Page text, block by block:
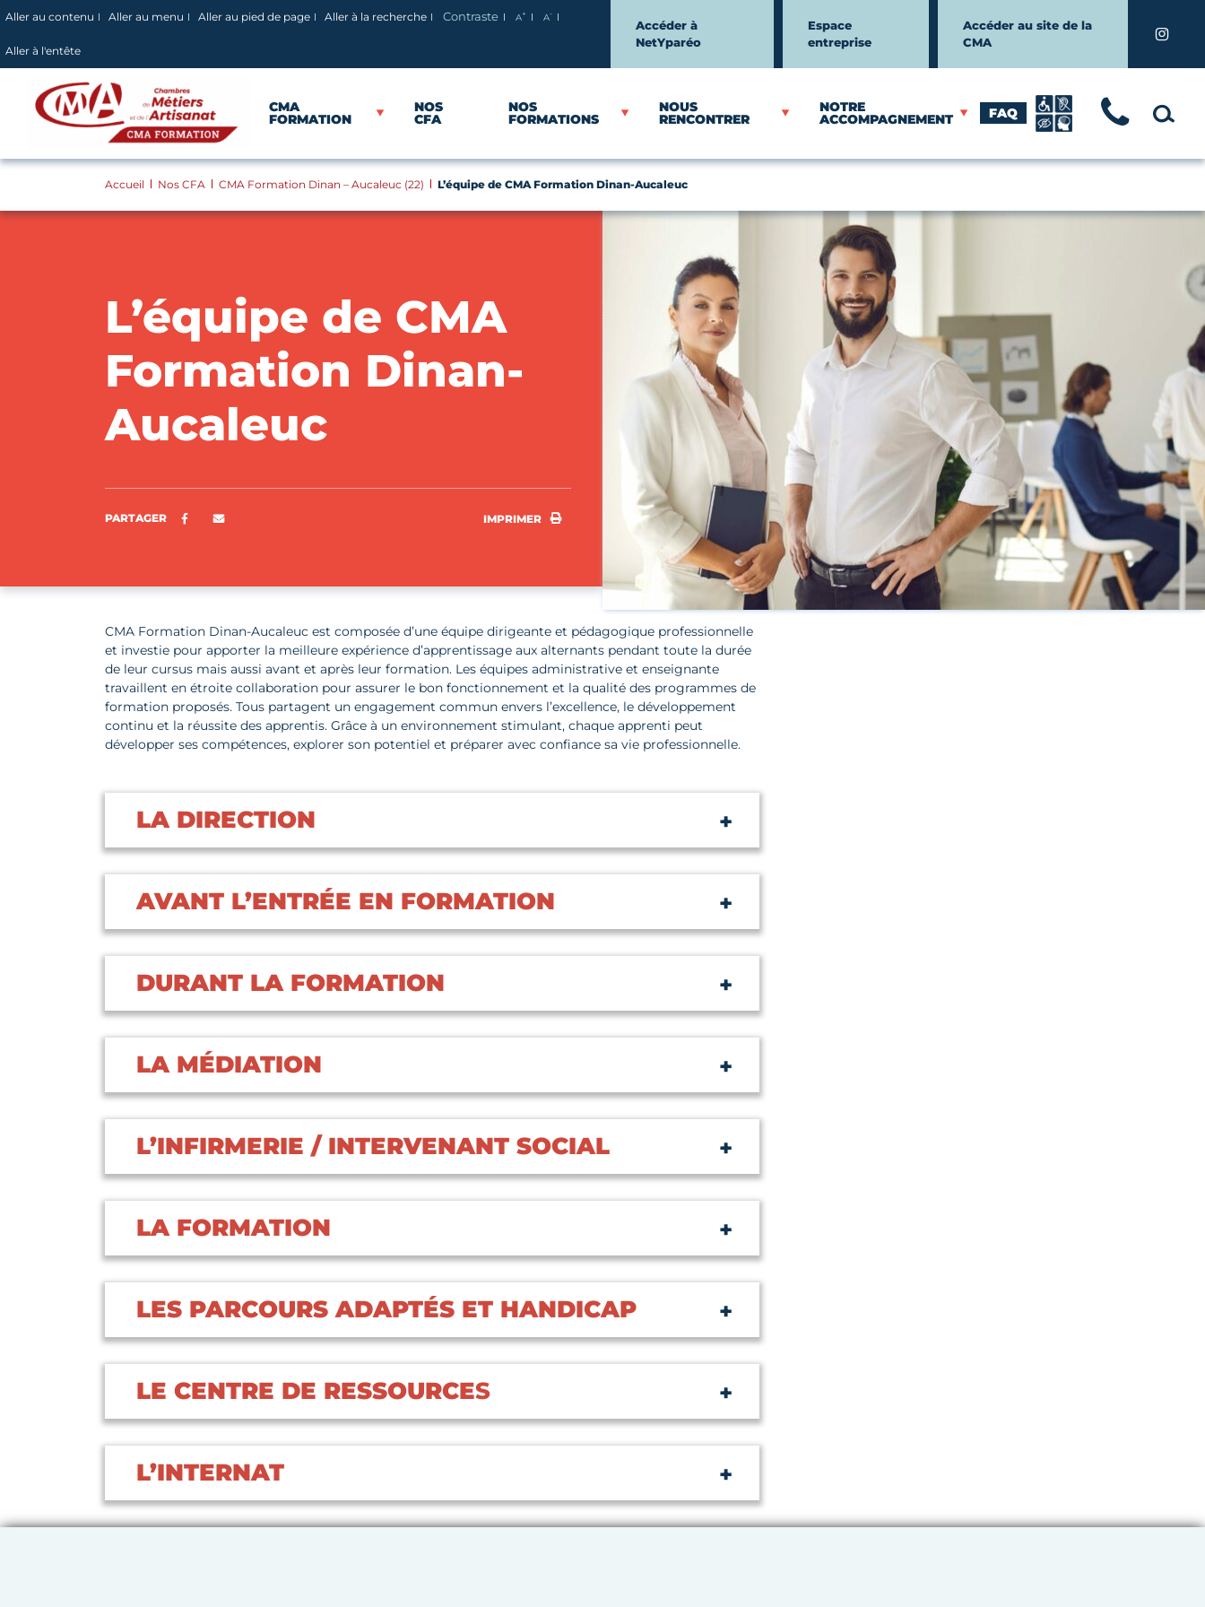
Panneau de gestion des cookies
Aller au contenu Aller au menu Aller au pied de page Aller à la recherche Contraste A+
Agrandir le texte
A-
Réduire le texte
Aller à l'entête
Accéder à
NetYparéo
Espace
entreprise
Accéder au site de la
CMA
CMA
FORMATION
NOS
CFA
NOS
FORMATIONS
NOUS
RENCONTRER
NOTRE
ACCOMPAGNEMENT FAQ
Accueil Nos CFA CMA Formation Dinan – Aucaleuc (22) L’équipe de CMA Formation Dinan-Aucaleuc
L’équipe de CMA
Formation Dinan-
Aucaleuc
PARTAGER Partager sur Facebook IMPRIMER
CMA Formation Dinan-Aucaleuc est composée d’une équipe dirigeante et pédagogique professionnelle
et investie pour apporter la meilleure expérience d’apprentissage aux alternants pendant toute la durée
de leur cursus mais aussi avant et après leur formation. Les équipes administrative et enseignante
travaillent en étroite collaboration pour assurer le bon fonctionnement et la qualité des programmes de
formation proposés. Tous partagent un engagement commun envers l’excellence, le développement
continu et la réussite des apprentis. Grâce à un environnement stimulant, chaque apprenti peut
développer ses compétences, explorer son potentiel et préparer avec confiance sa vie professionnelle.
LA DIRECTION
AVANT L’ENTRÉE EN FORMATION
DURANT LA FORMATION
LA MÉDIATION
L’INFIRMERIE / INTERVENANT SOCIAL
LA FORMATION
LES PARCOURS ADAPTÉS ET HANDICAP
LE CENTRE DE RESSOURCES
L’INTERNAT